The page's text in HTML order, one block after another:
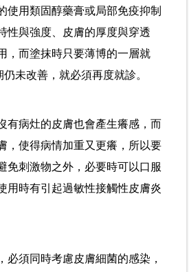
使用類固醇藥膏或局部免疫抑制
性與強度、皮膚的厚度與穿透
，而塗抹時只要薄博的一層就
未改善，就必須再度就診。
有病灶的皮膚也會產生癢感，而
，使得病情加重又更癢，所以要
免刺激物之外，必要時可以口服
用時有引起過敏性接觸性皮膚炎
須同時考慮皮膚細菌的感染，